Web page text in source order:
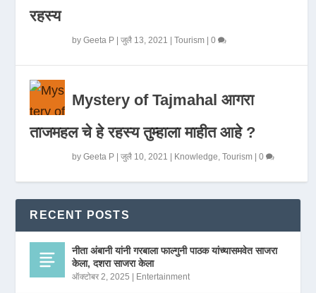
रहस्य
byGeeta P |जुलै 13, 2021 |Tourism |0
Mystery of Tajmahal आगरा
ताजमहल चे हे रहस्य तुम्हाला माहीत आहे ?
byGeeta P |जुलै 10, 2021 Knowledge,Tourism |0
RECENT POSTS
नीता अंबानी यांनी गरबाला फाल्गुनी पाठक यांच्यासमवेत साजरा
केला, दशरा साजरा केला
ऑक्टोबर 2, 2025 Entertainment